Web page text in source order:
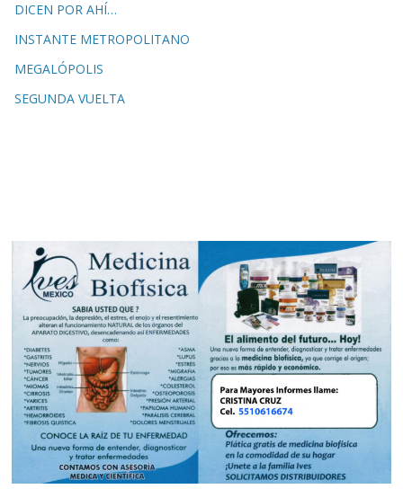
DICEN POR AHÍ…
INSTANTE METROPOLITANO
MEGALÓPOLIS
SEGUNDA VUELTA